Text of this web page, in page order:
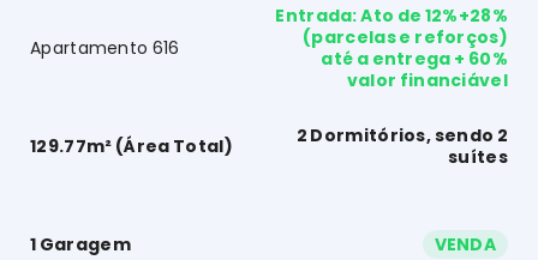
Apartamento 616
129.77m² (Área Total)
2 Dormitórios, sendo 2
suítes
1 Garagem
Entrada: Ato de 12%+28%
(parcelas e reforços)
até a entrega + 60%
valor financiável
VENDA